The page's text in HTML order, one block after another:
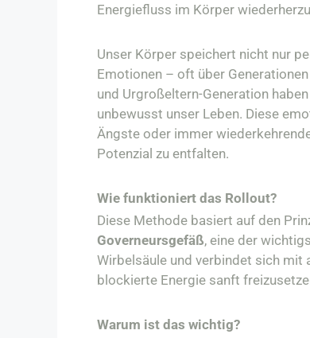
Energiefluss im Körper
Unser Körper speichert nicht nur
Emotionen – oft über
und Urgroßeltern-Generation
unbewusst unser Leben. Diese
Ängste oder immer
Potenzial zu entfalten.
Wie funktioniert das Rollout?
Diese Methode basiert auf den
Governeursgefäß, eine der
Wirbelsäule und verbindet sich mit
blockierte Energie sanft
Warum ist das wichtig?